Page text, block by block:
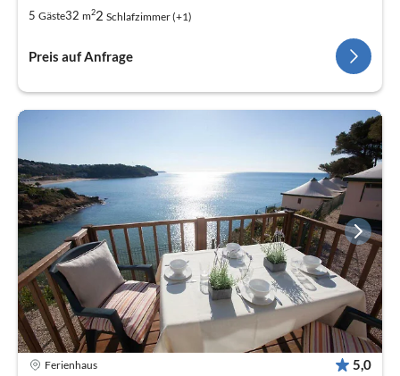
5 Gäste32 m22 Schlafzimmer (+1)
Preis auf Anfrage
Ferienhaus 5,0